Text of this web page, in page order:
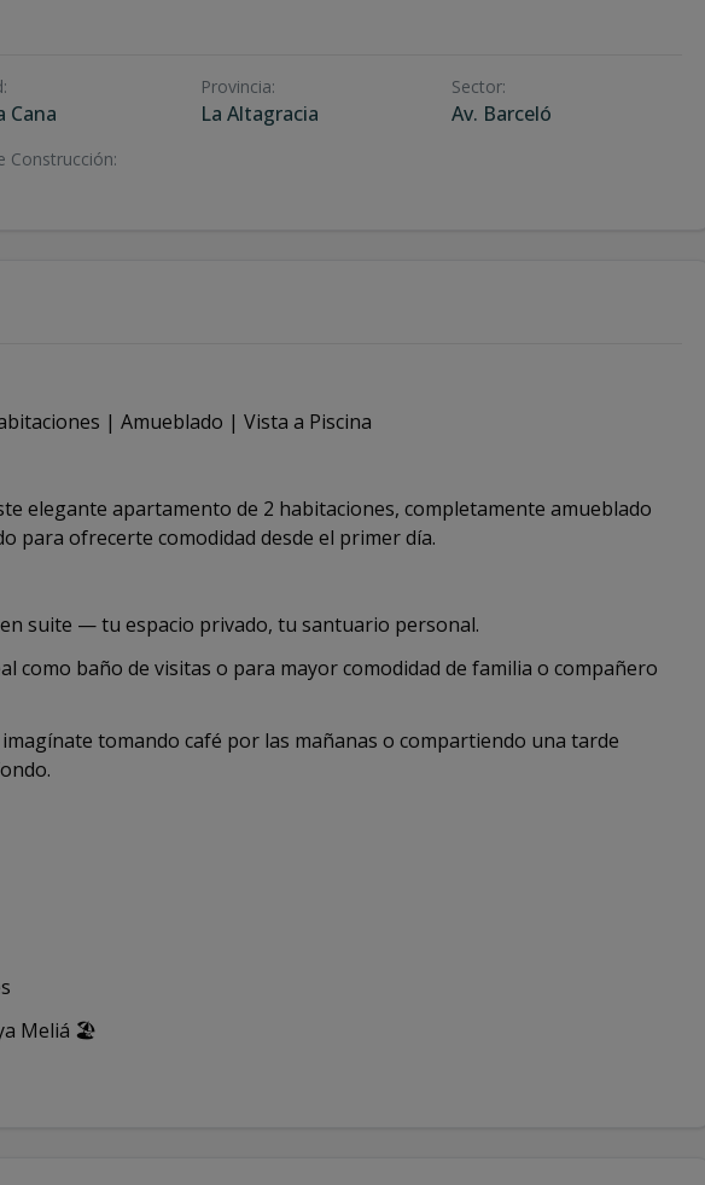
:
Cana
Provincia:
La Altagracia
Sector:
Av. Barceló
Construcción:
| Amueblado | Vista a Piscina
elegante apartamento de 2 habitaciones, completamente amueblado
para ofrecerte comodidad desde el primer día.
suite — tu espacio privado, tu santuario personal.
como baño de visitas o para mayor comodidad de familia o compañero
tomando café por las mañanas o compartiendo una tarde
Meliá 🏖️